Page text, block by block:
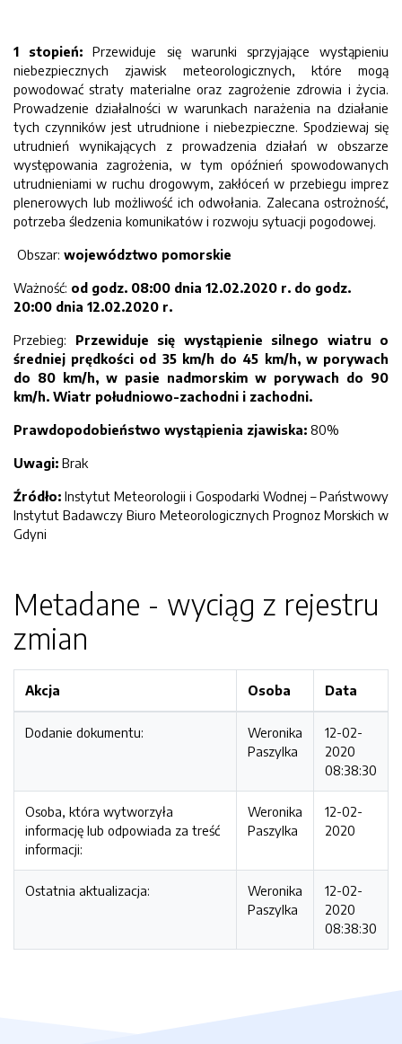
1 stopień: Przewiduje się warunki sprzyjające wystąpieniu
niebezpiecznych zjawisk meteorologicznych, które mogą
powodować straty materialne oraz zagrożenie zdrowia i życia.
Prowadzenie działalności w warunkach narażenia na działanie
tych czynników jest utrudnione i niebezpieczne. Spodziewaj się
utrudnień wynikających z prowadzenia działań w obszarze
występowania zagrożenia, w tym opóźnień spowodowanych
utrudnieniami w ruchu drogowym, zakłóceń w przebiegu imprez
plenerowych lub możliwość ich odwołania. Zalecana ostrożność,
potrzeba śledzenia komunikatów i rozwoju sytuacji pogodowej.
Obszar: województwo pomorskie
Ważność: od godz. 08:00 dnia 12.02.2020 r. do godz.
20:00 dnia 12.02.2020 r.
Przebieg: Przewiduje się wystąpienie silnego wiatru o
średniej prędkości od 35 km/h do 45 km/h, w porywach
do 80 km/h, w pasie nadmorskim w porywach do 90
km/h. Wiatr południowo-zachodni i zachodni.
Prawdopodobieństwo wystąpienia zjawiska: 80%
Uwagi: Brak
Źródło: Instytut Meteorologii i Gospodarki Wodnej – Państwowy
Instytut Badawczy Biuro Meteorologicznych Prognoz Morskich w
Gdyni
Metadane - wyciąg z rejestru
zmian
Akcja Osoba Data
Dodanie dokumentu:
Weronika
Paszylka
12-02-
2020
08:38:30
Osoba, która wytworzyła
informację lub odpowiada za treść
informacji:
Weronika
Paszylka
12-02-
2020
Ostatnia aktualizacja:
Weronika
Paszylka
12-02-
2020
08:38:30